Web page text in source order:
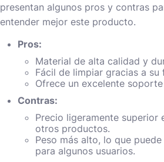
presentan algunos pros y contras
entender mejor este producto.
Pros:
Material de alta calidad y
Fácil de limpiar gracias a su
Ofrece un excelente
Contras:
Precio ligeramente superior
otros productos.
Peso más alto, lo que
para algunos usuarios.